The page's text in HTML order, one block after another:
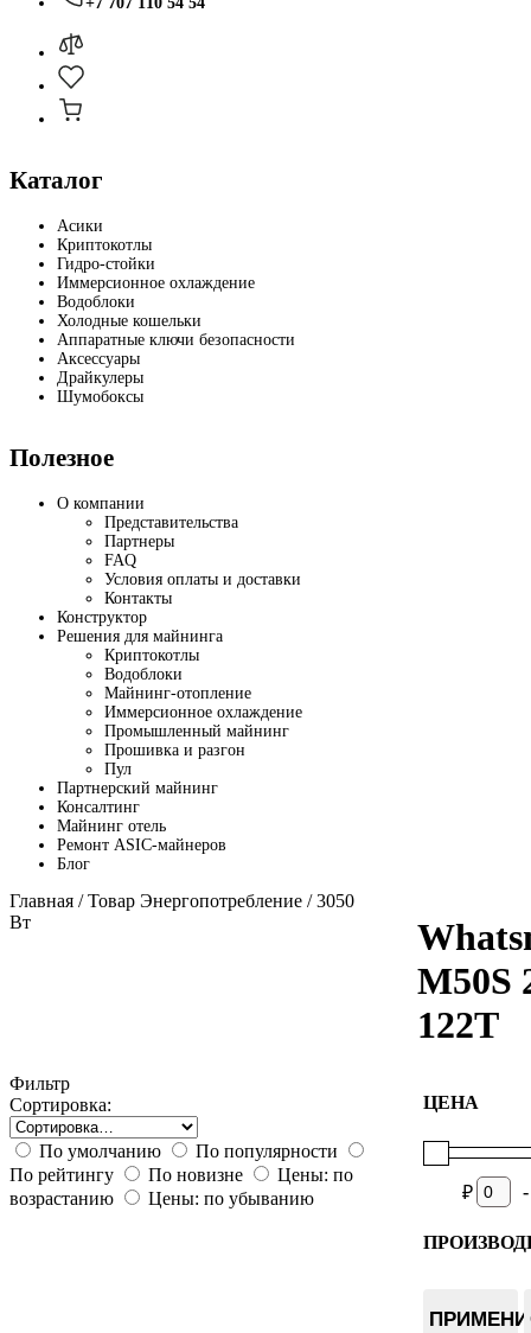
Каталог
Асики
Криптокотлы
Гидро-стойки
Иммерсионное охлаждение
Водоблоки
Холодные кошельки
Аппаратные ключи безопасности
Аксессуары
Драйкулеры
Шумобоксы
Полезное
О компании
Представительства
Партнеры
FAQ
Условия оплаты и доставки
Контакты
Конструктор
Решения для майнинга
Криптокотлы
Водоблоки
Майнинг-отопление
Иммерсионное охлаждение
Промышленный майнинг
Прошивка и разгон
Пул
Партнерский майнинг
Консалтинг
Майнинг отель
Ремонт ASIC-майнеров
Блог
Главная / Товар Энергопотребление / 3050
Вт
M50S
122T
Фильтр
Сортировка:
По умолчанию
По популярности
По рейтингу
По новизне
Цены: по
возрастанию
Цены: по убыванию
ЦЕНА
₽ -